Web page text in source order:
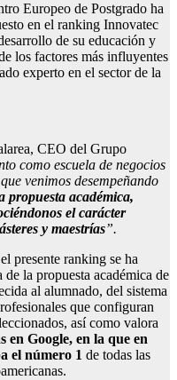
Europeo de Postgrado ha
en el ranking Innovatec
de su educación y
los factores más influyentes
experto en el sector de la
CEO del Grupo
como escuela de negocios
venimos desempeñando
propuesta académica,
el carácter
y maestrías”.
presente ranking se ha
la propuesta académica de
al alumnado, del sistema
que configuran
así como valora
en Google, en la que en
el número 1 de todas las